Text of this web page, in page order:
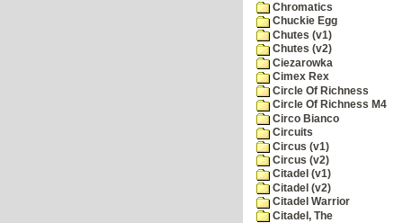
Chromatics
Chuckie Egg
Chutes (v1)
Chutes (v2)
Ciezarowka
Cimex Rex
Circle Of Richness
Circle Of Richness M4
Circo Bianco
Circuits
Circus (v1)
Circus (v2)
Citadel (v1)
Citadel (v2)
Citadel Warrior
Citadel, The